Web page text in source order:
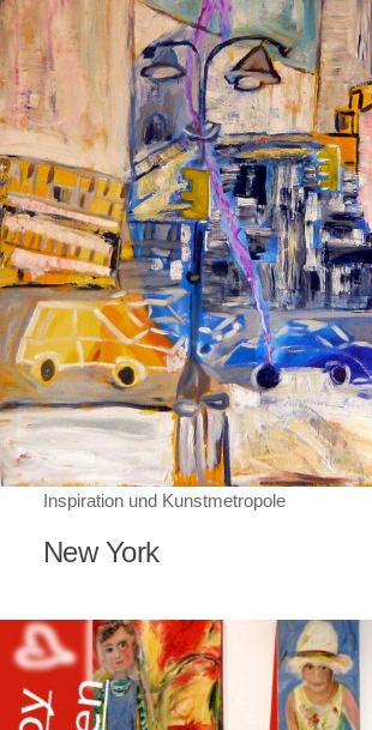
Inspiration und Kunstmetropole
New York